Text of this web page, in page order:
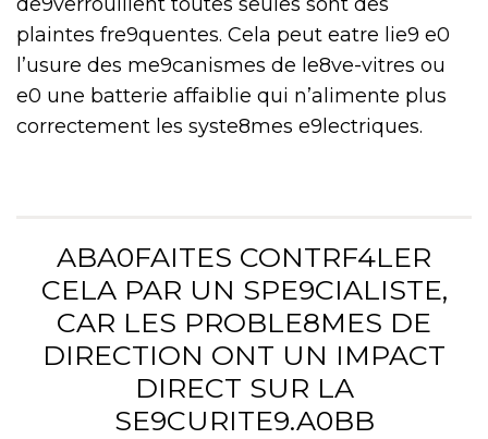
de9verrouillent toutes seules sont des
plaintes fre9quentes. Cela peut eatre lie9 e0
l’usure des me9canismes de le8ve-vitres ou
e0 une batterie affaiblie qui n’alimente plus
correctement les syste8mes e9lectriques.
ABA0FAITES CONTRF4LER
CELA PAR UN SPE9CIALISTE,
CAR LES PROBLE8MES DE
DIRECTION ONT UN IMPACT
DIRECT SUR LA
SE9CURITE9.A0BB